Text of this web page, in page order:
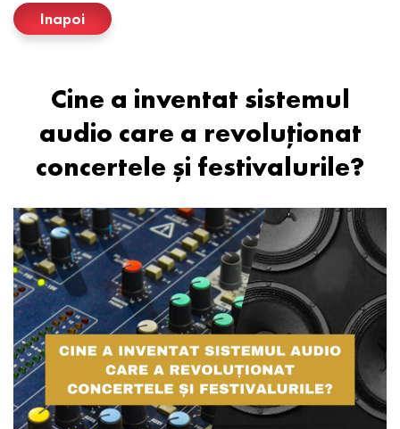
Inapoi
Cine a inventat sistemul
audio care a revoluționat
concertele și festivalurile?